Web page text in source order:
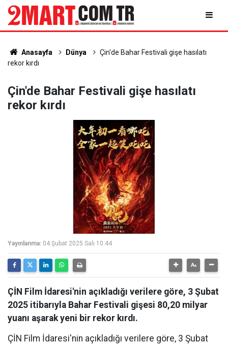
Anasayfa Dünya
Çin'de Bahar Festivali gişe hasılatı
rekor kırdı
Çin'de Bahar Festivali gişe hasılatı
rekor kırdı
Yayınlanma: 04 Şubat 2025 Salı 10:44
ÇİN Film İdaresi'nin açıkladığı verilere göre, 3 Şubat
2025 itibarıyla Bahar Festivali gişesi 80,20 milyar
yuanı aşarak yeni bir rekor kırdı.
ÇİN Film İdaresi'nin açıkladığı verilere göre, 3 Şubat